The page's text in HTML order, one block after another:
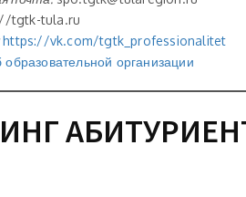
tgtk-tula.ru
https://vk.com/tgtk_professionalitet
организации